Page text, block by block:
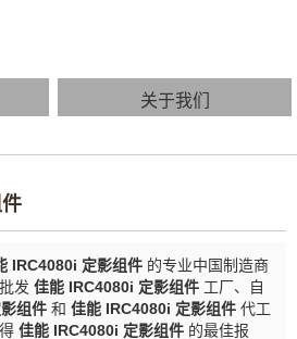
关于我们
博客
IRC4080i 定影组件 的专业中国制造商
发 佳能 IRC4080i 定影组件 工厂、自
组件 和 佳能 IRC4080i 定影组件 代工
佳能 IRC4080i 定影组件 的最佳报